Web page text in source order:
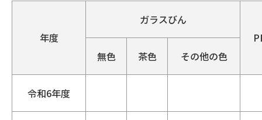
年度
ガラスびん
無色
茶色 その他の色
令和6年度